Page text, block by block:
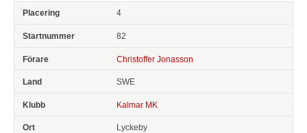
4
82
Christoffer Jonasson
SWE
Kalmar MK
Lyckeby